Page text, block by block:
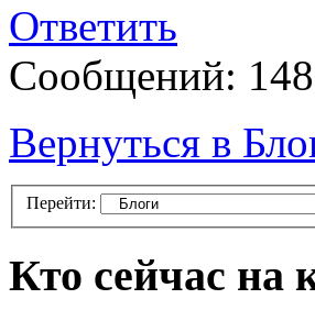
Ответить
Сообщений: 148
Вернуться в
Перейти:
Кто сейчас на